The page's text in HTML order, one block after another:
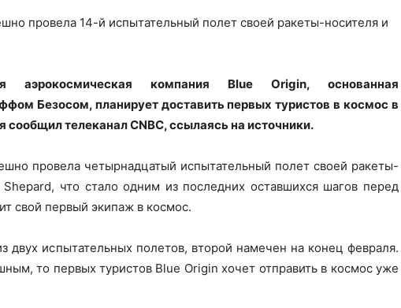
провела 14-й испытательный полет своей ракеты-носителя и
аэрокосмическая компания Blue Origin, основанная
Безосом, планирует доставить первых туристов в космос в
сообщил телеканал CNBC, ссылаясь на источники.
провела четырнадцатый испытательный полет своей ракеты-
что стало одним из последних оставшихся шагов перед
свой первый экипаж в космос.
двух испытательных полетов, второй намечен на конец февраля.
то первых туристов Blue Origin хочет отправить в космос уже